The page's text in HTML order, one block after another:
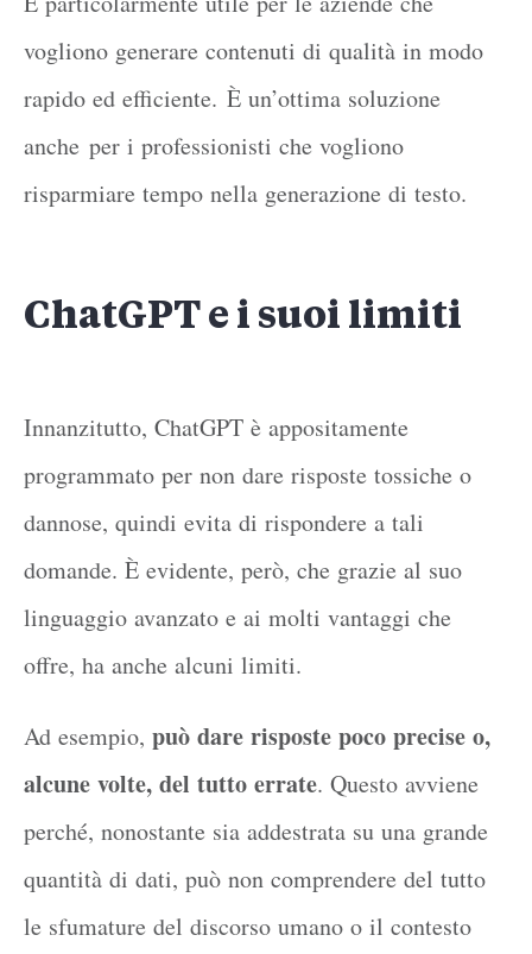
vogliono generare contenuti di qualità in modo
rapido ed efficiente. È un’ottima soluzione
anche per i professionisti che vogliono
risparmiare tempo nella generazione di testo.
ChatGPT e i suoi limiti
Innanzitutto, ChatGPT è appositamente
programmato per non dare risposte tossiche o
dannose, quindi evita di rispondere a tali
domande. È evidente, però, che grazie al suo
linguaggio avanzato e ai molti vantaggi che
offre, ha anche alcuni limiti.
Ad esempio, può dare risposte poco precise o,
alcune volte, del tutto errate. Questo avviene
perché, nonostante sia addestrata su una grande
quantità di dati, può non comprendere del tutto
le sfumature del discorso umano o il contesto